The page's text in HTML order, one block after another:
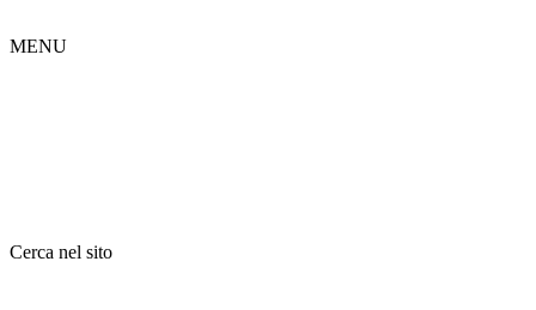
MENU
Cerca nel sito